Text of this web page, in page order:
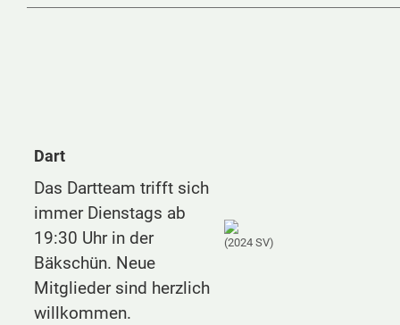
Dart
Das Dartteam trifft sich
immer Dienstags ab
19:30 Uhr in der
Bäkschün. Neue
Mitglieder sind herzlich
willkommen.
(2024 SV)